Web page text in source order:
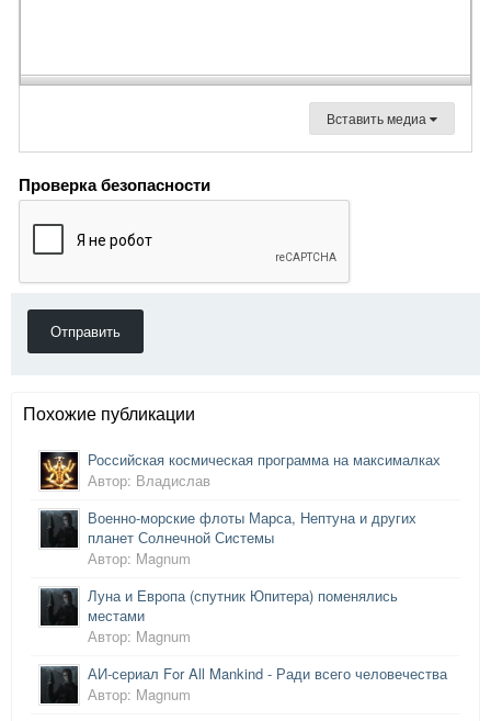
Вставить медиа
Проверка безопасности
Отправить
Похожие публикации
Российская космическая программа на максималках
Автор: Владислав
Военно-морские флоты Марса, Нептуна и других
планет Солнечной Системы
Автор: Magnum
Луна и Европа (спутник Юпитера) поменялись
местами
Автор: Magnum
АИ-сериал For All Mankind - Ради всего человечества
Автор: Magnum